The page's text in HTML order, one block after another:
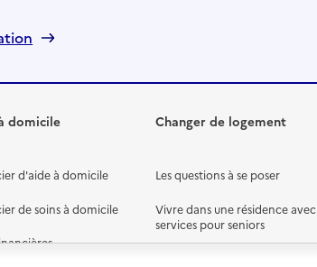
domicile
d'aide à domicile
de soins à domicile
Changer de logement
Les questions à se poser
Vivre dans une résidence avec
services pour seniors